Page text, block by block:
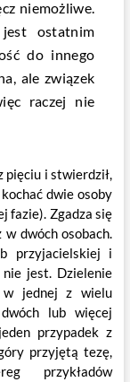
niemożliwe.
ostatnim
do innego
ale związek
raczej nie
pięciu i stwierdził,
dwie osoby
fazie). Zgadza się
dwóch osobach.
przyjacielskiej i
jest. Dzielenie
jednej z wielu
lub więcej
przypadek z
przyjętą tezę,
przykładów